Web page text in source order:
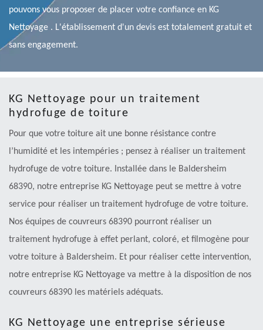
pouvons vous proposer de placer votre confiance en KG
Nettoyage . L'établissement d'un devis est totalement gratuit et
sans engagement.
KG Nettoyage pour un traitement
hydrofuge de toiture
Pour que votre toiture ait une bonne résistance contre
l’humidité et les intempéries ; pensez à réaliser un traitement
hydrofuge de votre toiture. Installée dans le Baldersheim
68390, notre entreprise KG Nettoyage peut se mettre à votre
service pour réaliser un traitement hydrofuge de votre toiture.
Nos équipes de couvreurs 68390 pourront réaliser un
traitement hydrofuge à effet perlant, coloré, et filmogène pour
votre toiture à Baldersheim. Et pour réaliser cette intervention,
notre entreprise KG Nettoyage va mettre à la disposition de nos
couvreurs 68390 les matériels adéquats.
KG Nettoyage une entreprise sérieuse